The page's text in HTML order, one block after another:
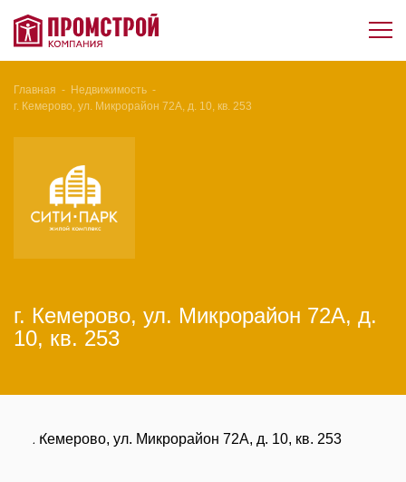
Главная - Недвижимость -
г. Кемерово, ул. Микрорайон 72А, д. 10, кв. 253
г. Кемерово, ул. Микрорайон 72А, д.
10, кв. 253